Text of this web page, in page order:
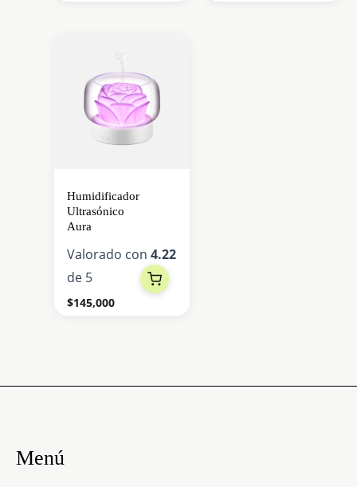
Humidificador
Ultrasónico
Aura
Valorado con 4.22
de 5
$145,000
Menú